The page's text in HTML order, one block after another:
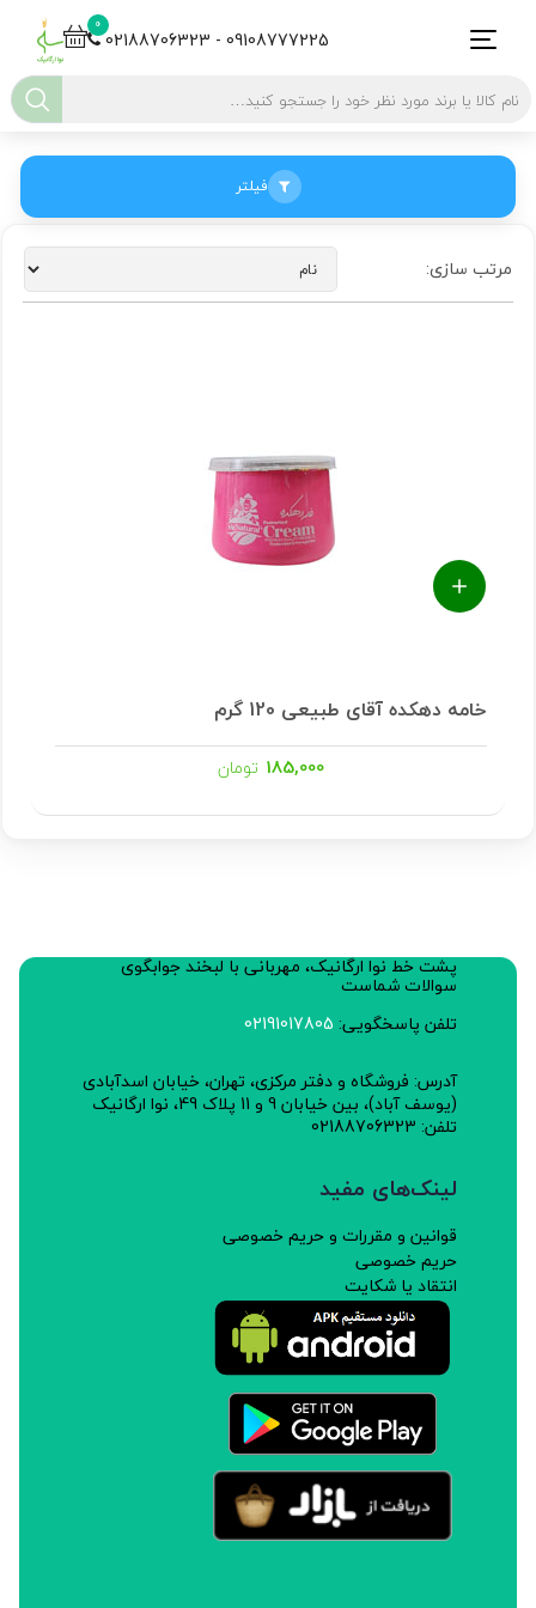
0
02188706323 - 09108777225
فیلتر
مرتب سازی:
خامه دهکده آقای طبیعی 120 گرم
185,000 تومان
پشت خط نوا ارگانیک، مهربانی با لبخند جوابگوی
سوالات شماست
تلفن پاسخگویی: 02191017805
آدرس: فروشگاه و دفتر مرکزی، تهران، خیابان اسدآبادی
(یوسف آباد)، بین خیابان 9 و 11 پلاک 49، نوا ارگانیک
تلفن: 02188706323
لینک‌های مفید
قوانین و مقررات و حریم خصوصی
حریم خصوصی
انتقاد یا شکایت